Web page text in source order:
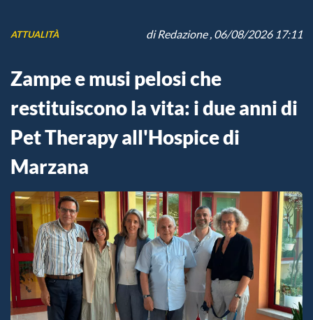
ATTUALITÀ diRedazione, 06/08/2026 17:11
Zampe e musi pelosi che
restituiscono la vita: i due anni di
Pet Therapy all'Hospice di
Marzana